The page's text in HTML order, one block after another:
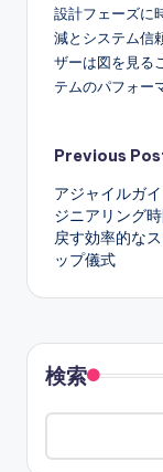
設計フェーズに
減とシステム信
ザーは図を見る
テムのパフォー
Post
Previous
アジャイルガ
ジニアリング
戻す効率的な
ップ儀式
検索